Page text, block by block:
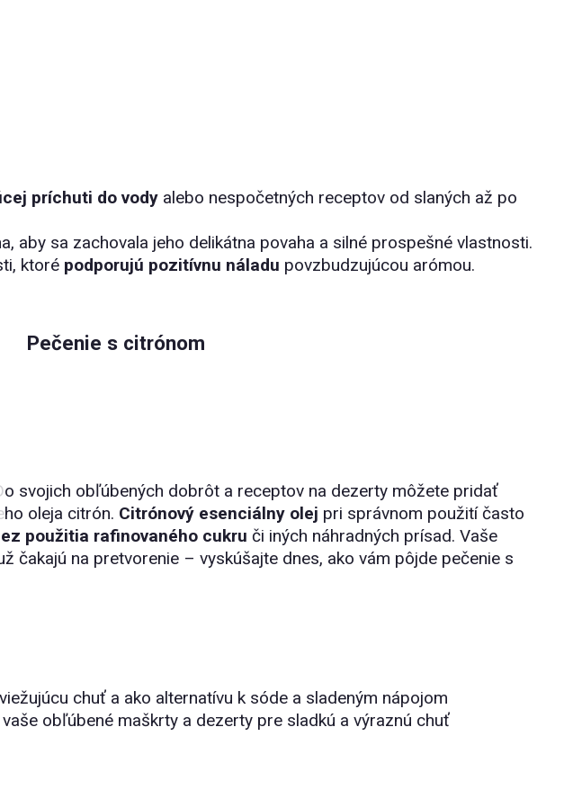
príchuti do vodyalebo nespočetných receptov od slaných až po
aby sa zachovala jeho delikátna povaha a silné prospešné vlastnosti.
ktoré podporujú pozitívnu náladu povzbudzujúcou arómou.
Pečenie s citrónom
svojich obľúbených dobrôt a receptov na dezerty môžete pridať
oleja citrón. Citrónový esenciálny olej pri správnom použití často
použitia rafinovaného cukru či iných náhradných prísad. Vaše
čakajú na pretvorenie – vyskúšajte dnes, ako vám pôjde pečenie s
chuť a ako alternatívu k sóde a sladeným nápojom
obľúbené maškrty a dezerty pre sladkú a výraznú chuť